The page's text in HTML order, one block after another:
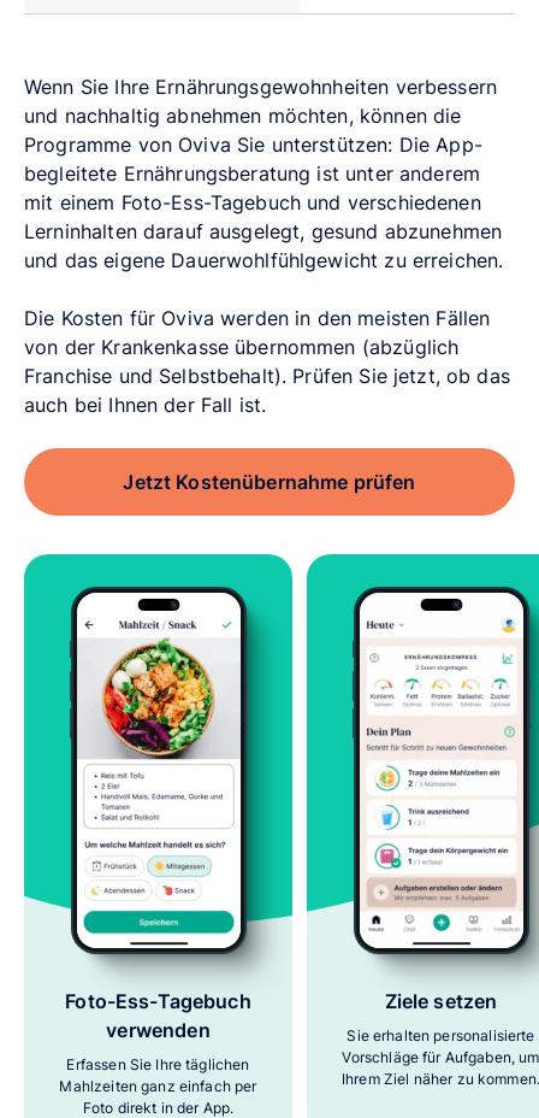
Wenn Sie Ihre Ernährungsgewohnheiten verbessern
und nachhaltig abnehmen möchten, können die
Programme von Oviva Sie unterstützen: Die App-
begleitete Ernährungsberatung ist unter anderem
mit einem Foto-Ess-Tagebuch und verschiedenen
Lerninhalten darauf ausgelegt, gesund abzunehmen
und das eigene Dauerwohlfühlgewicht zu erreichen.
Die Kosten für Oviva werden in den meisten Fällen
von der Krankenkasse übernommen (abzüglich
Franchise und Selbstbehalt). Prüfen Sie jetzt, ob das
auch bei Ihnen der Fall ist.
Jetzt Kostenübernahme prüfen
Foto-Ess-Tagebuch
verwenden
Erfassen Sie Ihre täglichen
Mahlzeiten ganz einfach per
Foto direkt in der App.
Ziele setzen
Sie erhalten personalisierte
Vorschläge für Aufgaben, um
Ihrem Ziel näher zu